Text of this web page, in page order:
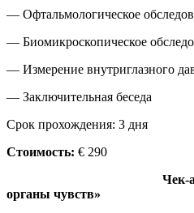
— Офтальмологическое
— Биомикроскопическое
— Измерение внутриглазного
— Заключительная беседа
Срок прохождения: 3 дня
Стоимость: € 290
Чек-ап по
органы чувств»